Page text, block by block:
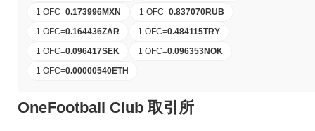
1 OFC=0.173996MXN 1 OFC=0.837070RUB
1 OFC=0.164436ZAR 1 OFC=0.484115TRY
1 OFC=0.096417SEK 1 OFC=0.096353NOK
1 OFC=0.00000540ETH
OneFootball Club 取引所